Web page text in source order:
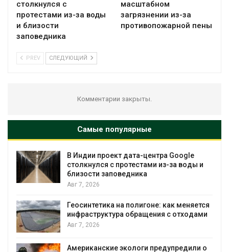
столкнулся с
протестами из-за воды
и близости
заповедника
масштабном
загрязнении из-за
противопожарной пены
PREV СЛЕДУЮЩИЙ
Комментарии закрыты.
Самые популярные
В Индии проект дата-центра Google
столкнулся с протестами из-за воды и
близости заповедника
Авг 7, 2026
Геосинтетика на полигоне: как меняется
инфраструктура обращения с отходами
Авг 7, 2026
Американские экологи предупредили о